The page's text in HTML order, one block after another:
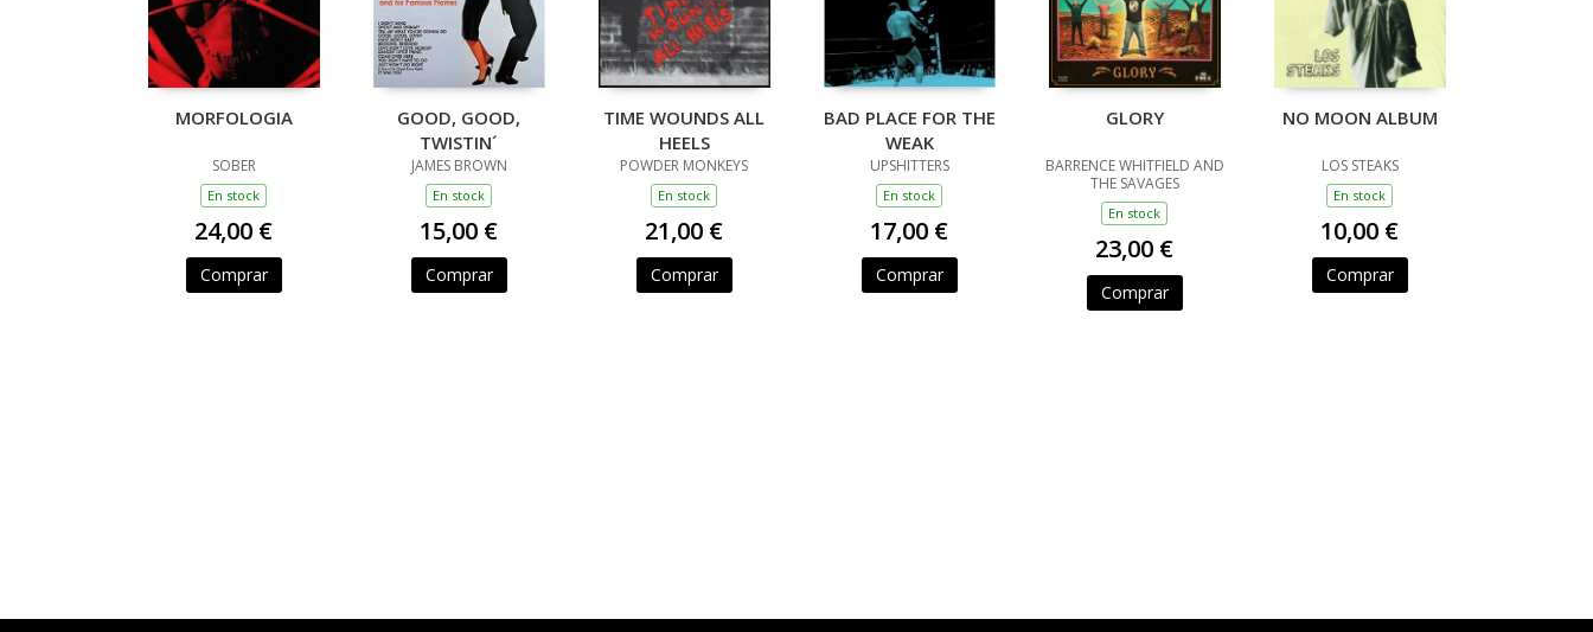
MORFOLOGIA
SOBER
En stock
24,00 €
Comprar
GOOD, GOOD,
TWISTIN´
JAMES BROWN
En stock
15,00 €
Comprar
TIME WOUNDS ALL
HEELS
POWDER MONKEYS
En stock
21,00 €
Comprar
BAD PLACE FOR THE
WEAK
UPSHITTERS
En stock
17,00 €
Comprar
GLORY
BARRENCE WHITFIELD AND
THE SAVAGES
En stock
23,00 €
Comprar
NO MOON ALBUM
LOS STEAKS
En stock
10,00 €
Comprar